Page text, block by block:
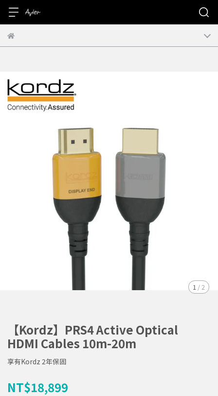
1 / 2
【Kordz】PRS4 Active Optical
HDMI Cables 10m-20m
享有Kordz 2年保固
NT$18,899